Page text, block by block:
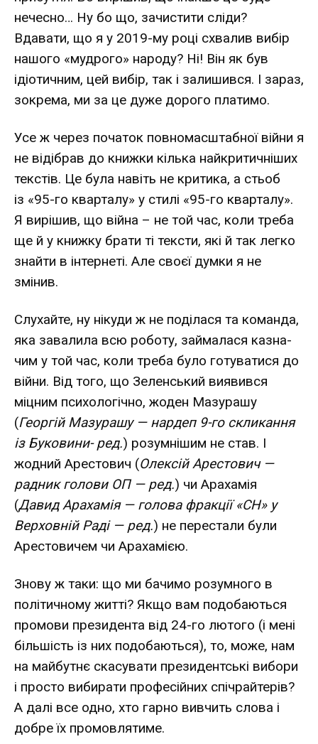
нечесно… Ну бо що, зачистити сліди?
Вдавати, що я у 2019-му році схвалив вибір
нашого «мудрого» народу? Ні! Він як був
ідіотичним, цей вибір, так і залишився. І зараз,
зокрема, ми за це дуже дорого платимо.
Усе ж через початок повномасштабної війни я
не відібрав до книжки кілька найкритичніших
текстів. Це була навіть не критика, а стьоб
із «95-го кварталу» у стилі «95-го кварталу».
Я вирішив, що війна – не той час, коли треба
ще й у книжку брати ті тексти, які й так легко
знайти в інтернеті. Але своєї думки я не
змінив.
Слухайте, ну нікуди ж не поділася та команда,
яка завалила всю роботу, займалася казна-
чим у той час, коли треба було готуватися до
війни. Від того, що Зеленський виявився
міцним психологічно, жоден Мазурашу
(Георгій Мазурашу — нардеп 9-го скликання
із Буковини- ред.) розумнішим не став. І
жодний Арестович (Олексій Арестович —
радник голови ОП — ред.) чи Арахамія
(Давид Арахамія — голова фракції «СН» у
Верховній Раді — ред.) не перестали були
Арестовичем чи Арахамією.
Знову ж таки: що ми бачимо розумного в
політичному житті? Якщо вам подобаються
промови президента від 24-го лютого (і мені
більшість із них подобаються), то, може, нам
на майбутнє скасувати президентські вибори
і просто вибирати професійних спічрайтерів?
А далі все одно, хто гарно вивчить слова і
добре їх промовлятиме.